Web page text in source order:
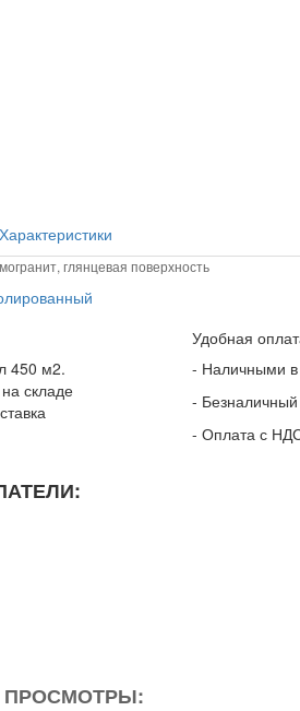
Характеристики
глянцевая поверхность
450 м2.
складе
Удобная
- Наличными в
- Безналичный
- Оплата с
ПРОСМОТРЫ: